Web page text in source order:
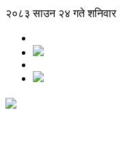
२०८३ साउन २४ गते शनिवार